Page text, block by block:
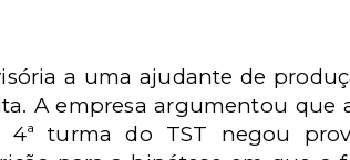
a uma ajudante de
A empresa argumentou que
turma do TST negou